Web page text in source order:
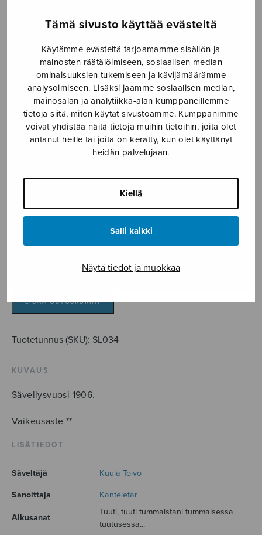
Tämä sivusto käyttää evästeitä
Käytämme evästeitä tarjoamamme sisällön ja
mainosten räätälöimiseen, sosiaalisen median
ominaisuuksien tukemiseen ja kävijämäärämme
analysoimiseen. Lisäksi jaamme sosiaalisen median,
mainosalan ja analytiikka-alan kumppaneillemme
tietoja siitä, miten käytät sivustoamme. Kumppanimme
voivat yhdistää näitä tietoja muihin tietoihin, joita olet
antanut heille tai joita on kerätty, kun olet käyttänyt
heidän palvelujaan.
Kiellä
Salli kaikki
Näytä tiedot ja muokkaa
Tuonelahan
Kuula Toivo
2,90€
Tuonelahan
määrä
LISÄÄ OSTOSKORIIN
Tuotetunnus (SKU): SL034
KUVAUS
Sävellysvuosi 1906.
Vaikeusaste **
LISÄTIEDOT
Säveltäjä Kuula Toivo
Sanoittaja Kanteletar
Alkusanat
Tuuti, tuuti tummaistani tummaisessa
tuutusessa...